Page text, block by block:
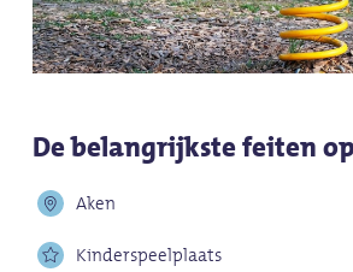
De belangrijkste feiten
Aken
Kinderspeelplaats